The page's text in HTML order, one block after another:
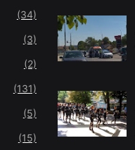
(34)
(3)
(2)
(131)
(5)
(15)